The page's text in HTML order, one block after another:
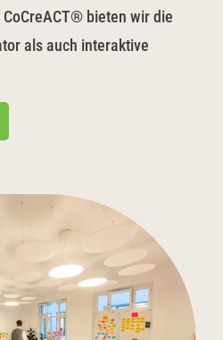
bieten wir die
als auch interaktive